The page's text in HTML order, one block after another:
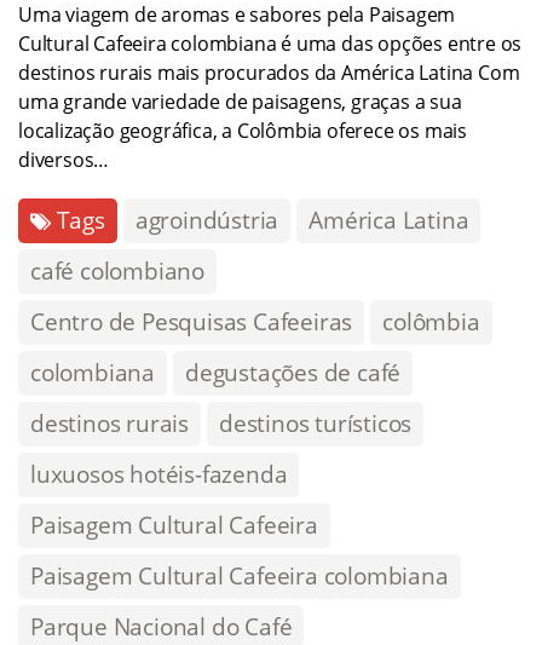
Uma viagem de aromas e sabores pela Paisagem
Cultural Cafeeira colombiana é uma das opções entre os
destinos rurais mais procurados da América Latina Com
uma grande variedade de paisagens, graças a sua
localização geográfica, a Colômbia oferece os mais
diversos…
Tags agroindústria
América Latina
café colombiano
Centro de Pesquisas Cafeeiras
colômbia
colombiana
degustações de café
destinos rurais
destinos turísticos
luxuosos hotéis-fazenda
Paisagem Cultural Cafeeira
Paisagem Cultural Cafeeira colombiana
Parque Nacional do Café